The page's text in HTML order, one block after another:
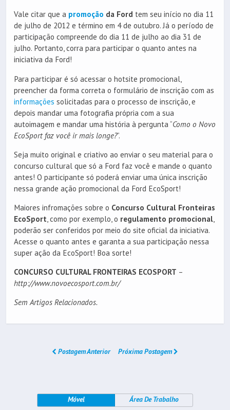
Vale citar que a promoção da Ford tem seu início no dia 11
de julho de 2012 e término em 4 de outubro. Já o período de
participação compreende do dia 11 de julho ao dia 31 de
julho. Portanto, corra para participar o quanto antes na
iniciativa da Ford!
Para participar é só acessar o hotsite promocional,
preencher da forma correta o formulário de inscrição com as
informações solicitadas para o processo de inscrição, e
depois mandar uma fotografia própria com a sua
autoimagem e mandar uma história à pergunta “Como o Novo
EcoSport faz você ir mais longe?”.
Seja muito original e criativo ao enviar o seu material para o
concurso cultural que só a Ford faz você e mande o quanto
antes! O participante só poderá enviar uma única inscrição
nessa grande ação promocional da Ford EcoSport!
Maiores infromações sobre o Concurso Cultural Fronteiras
EcoSport‏, como por exemplo, o regulamento promocional,
poderão ser conferidos por meio do site oficial da iniciativa.
Acesse o quanto antes e garanta a sua participação nessa
super ação da EcoSport! Boa sorte!
CONCURSO CULTURAL FRONTEIRAS ECOSPORT –
http://www.novoecosport.com.br/
Sem Artigos Relacionados.
Postagem Anterior Próxima Postagem
Móvel Área De Trabalho